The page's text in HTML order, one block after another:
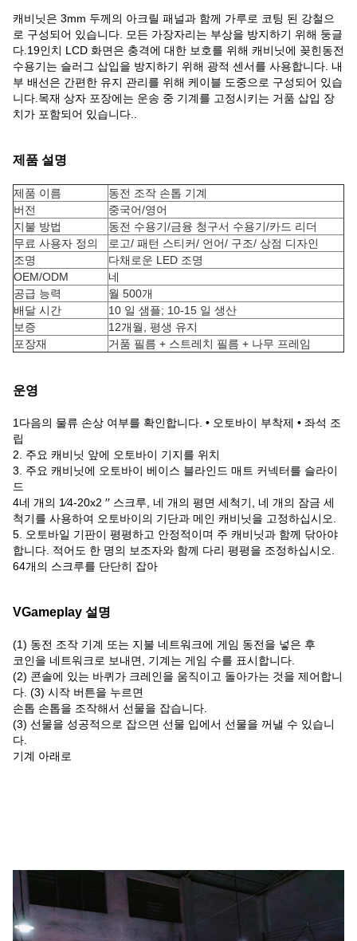
캐비닛은 3mm 두께의 아크릴 패널과 함께 가루로 코팅 된 강철으
로 구성되어 있습니다. 모든 가장자리는 부상을 방지하기 위해 둥글
다.19인치 LCD 화면은 충격에 대한 보호를 위해 캐비닛에 꽂힌동전
수용기는 슬러그 삽입을 방지하기 위해 광적 센서를 사용합니다. 내
부 배선은 간편한 유지 관리를 위해 케이블 도중으로 구성되어 있습
니다.목재 상자 포장에는 운송 중 기계를 고정시키는 거품 삽입 장
치가 포함되어 있습니다..
제품 설명
제품 이름
동전 조작 손톱 기계
버전
중국어/영어
지불 방법
동전 수용기/금융 청구서 수용기/카드 리더
무료 사용자 정의
로고/ 패턴 스티커/ 언어/ 구조/ 상점 디자인
조명
다채로운 LED 조명
OEM/ODM
네
공급 능력
월 500개
배달 시간
10 일 샘플; 10-15 일 생산
보증
12개월, 평생 유지
포장재
거품 필름 + 스트레치 필름 + 나무 프레임
운영
1다음의 물류 손상 여부를 확인합니다. • 오토바이 부착제 • 좌석 조
립
2. 주요 캐비닛 앞에 오토바이 기지를 위치
3. 주요 캐비닛에 오토바이 베이스 블라인드 매트 커넥터를 슬라이
드
4네 개의 1⁄4-20x2 ′′ 스크루, 네 개의 평면 세척기, 네 개의 잠금 세
척기를 사용하여 오토바이의 기단과 메인 캐비닛을 고정하십시오.
5. 오토바일 기판이 평평하고 안정적이며 주 캐비닛과 함께 닦아야
합니다. 적어도 한 명의 보조자와 함께 다리 평평을 조정하십시오.
64개의 스크루를 단단히 잡아
VGameplay 설명
(1) 동전 조작 기계 또는 지불 네트워크에 게임 동전을 넣은 후
코인을 네트워크로 보내면, 기계는 게임 수를 표시합니다.
(2) 콘솔에 있는 바퀴가 크레인을 움직이고 돌아가는 것을 제어합니
다. (3) 시작 버튼을 누르면
손톱 손톱을 조작해서 선물을 잡습니다.
(3) 선물을 성공적으로 잡으면 선물 입에서 선물을 꺼낼 수 있습니
다.
기계 아래로